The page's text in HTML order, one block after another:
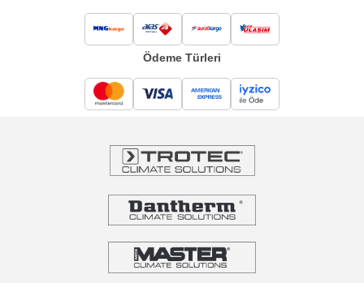
Ödeme Türleri